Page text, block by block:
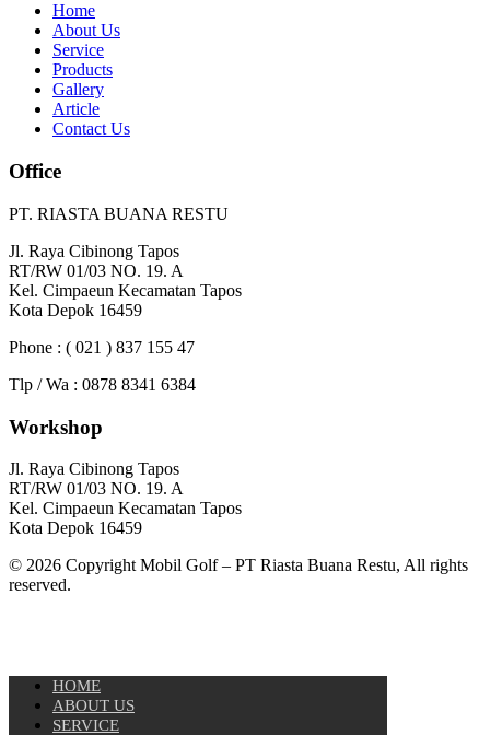
Home
About Us
Service
Products
Gallery
Article
Contact Us
Office
PT. RIASTA BUANA RESTU
Jl. Raya Cibinong Tapos
RT/RW 01/03 NO. 19. A
Kel. Cimpaeun Kecamatan Tapos
Kota Depok 16459
Phone : ( 021 ) 837 155 47
Tlp / Wa : 0878 8341 6384
Workshop
Jl. Raya Cibinong Tapos
RT/RW 01/03 NO. 19. A
Kel. Cimpaeun Kecamatan Tapos
Kota Depok 16459
© 2026 Copyright Mobil Golf – PT Riasta Buana Restu, All rights
reserved.
HOME
ABOUT US
SERVICE